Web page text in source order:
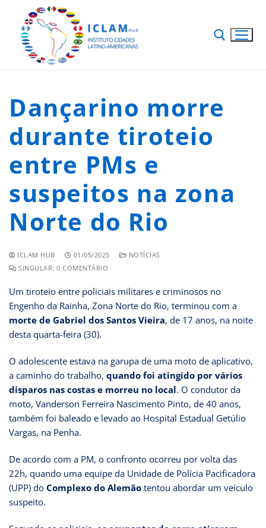
Dançarino morre
durante tiroteio
entre PMs e
suspeitos na zona
Norte do Rio
ICLAM HUB 01/05/2025
NOTÍCIAS
SINGULAR: 0 COMENTÁRIO
Um tiroteio entre policiais militares e criminosos no
Engenho da Rainha, Zona Norte do Rio, terminou com a
morte de Gabriel dos Santos Vieira, de 17 anos, na noite
desta quarta-feira (30).
O adolescente estava na garupa de uma moto de aplicativo,
a caminho do trabalho, quando foi atingido por vários
disparos nas costas e morreu no local. O condutor da
moto, Vanderson Ferreira Nascimento Pinto, de 40 anos,
também foi baleado e levado ao Hospital Estadual Getúlio
Vargas, na Penha.
De acordo com a PM, o confronto ocorreu por volta das
22h, quando uma equipe da Unidade de Polícia Pacificadora
(UPP) do Complexo do Alemão tentou abordar um veículo
suspeito.